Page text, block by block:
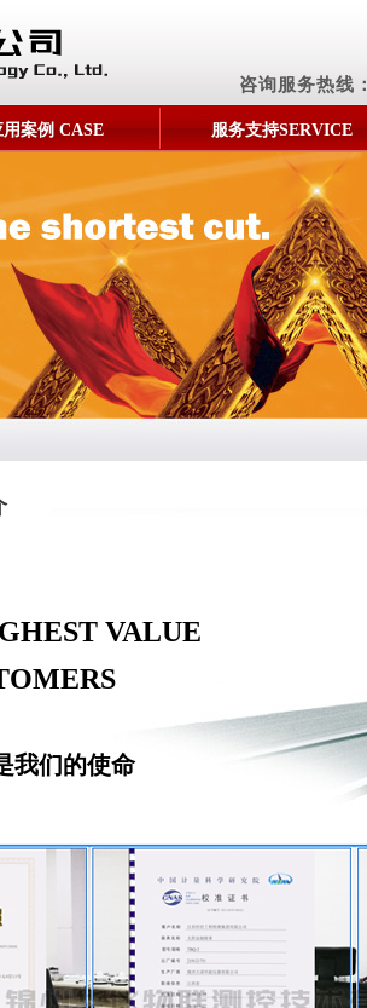
咨询服务热线：
用案例 CASE 服务支持SERVICE
VALUE
我们的使命